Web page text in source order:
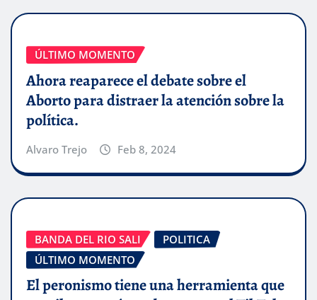
ÚLTIMO MOMENTO
Ahora reaparece el debate sobre el
Aborto para distraer la atención sobre la
política.
Alvaro Trejo Feb 8, 2024
BANDA DEL RIO SALI
POLITICA
ÚLTIMO MOMENTO
El peronismo tiene una herramienta que